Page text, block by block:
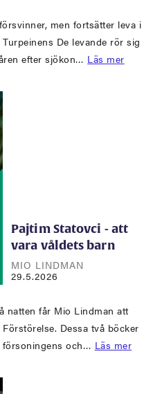
men fortsätter leva i
De levande rör sig
efter sjökon… Läs mer
Pajtim Statovci - att
vara våldets barn
MIO LINDMAN
29.5.2026
natten får Mio Lindman att
Dessa två böcker
försoningens och… Läs mer